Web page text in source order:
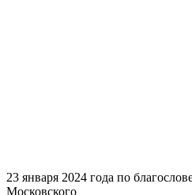
23 января 2024 года по
Московского